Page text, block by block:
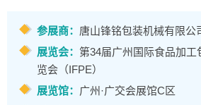
参展商： 唐山锋铭包装机械有限公
展览会： 第34届广州国际食品加
览会（IFPE）
展览馆： 广州·广交会展馆C区